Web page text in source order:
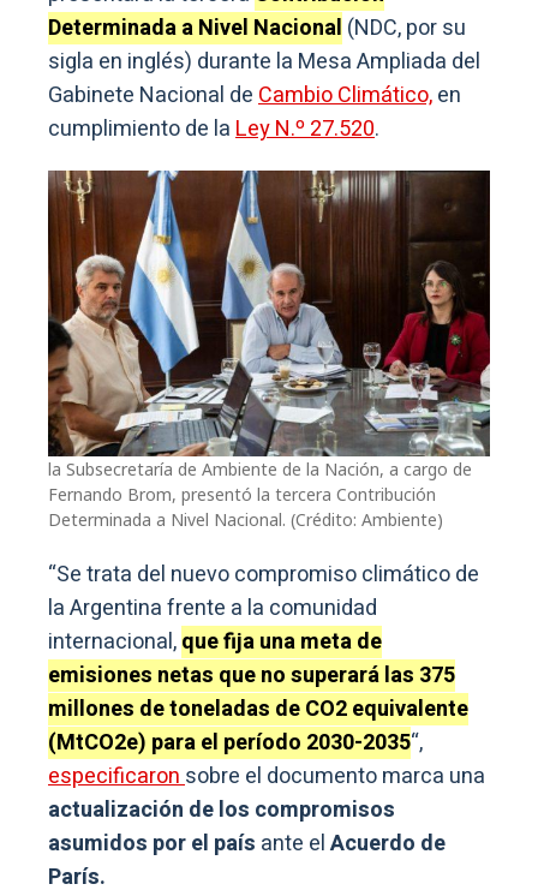
Determinada a Nivel Nacional (NDC, por su
sigla en inglés) durante la Mesa Ampliada del
Gabinete Nacional deCambio Climático,en
cumplimiento de laLey N.º 27.520.
la Subsecretaría de Ambiente de la Nación, a cargo de
Fernando Brom, presentó la tercera Contribución
Determinada a Nivel Nacional. (Crédito: Ambiente)
“Se trata del nuevo compromiso climático de
la Argentina frente a la comunidad
internacional,que fija una meta de
emisiones netas que no superará las 375
millones de toneladas de CO2 equivalente
(MtCO2e) para el período 2030-2035“,
especificaronsobre el documento marca una
actualización de los compromisos
asumidos por el país ante elAcuerdo de
París.